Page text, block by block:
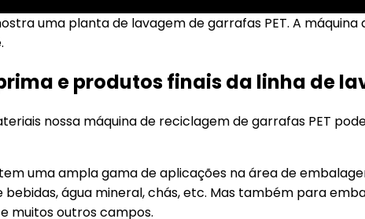
uma planta de lavagem de garrafas PET. A
e produtos finais da linha de
nossa máquina de reciclagem de garrafas PET
uma ampla gama de aplicações na área de
bebidas, água mineral, chás, etc. Mas também para
muitos outros campos.